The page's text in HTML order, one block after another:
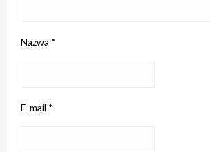
Nazwa *
E-mail *